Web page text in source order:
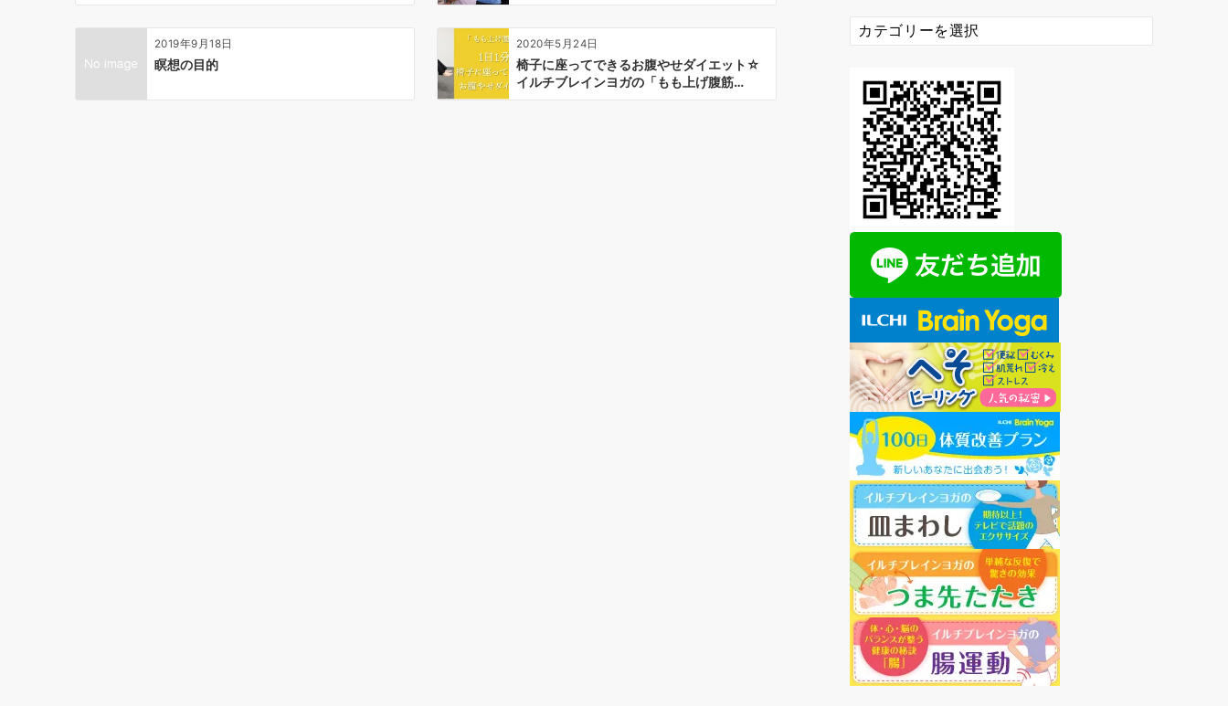
2019年9月18日
瞑想の目的
2020年5月24日
椅子に座ってできるお腹やせダイエット☆
イルチブレインヨガの「もも上げ腹筋…
カ
テ